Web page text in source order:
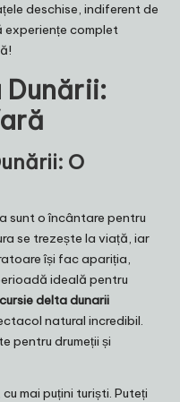
deschise, indiferent de
experiențe complet
Dunării:
O
sunt o încântare pentru
se trezește la viață, iar
își fac apariția,
ideală pentru
delta dunarii
natural incredibil.
pentru drumeții și
mai puțini turiști. Puteți